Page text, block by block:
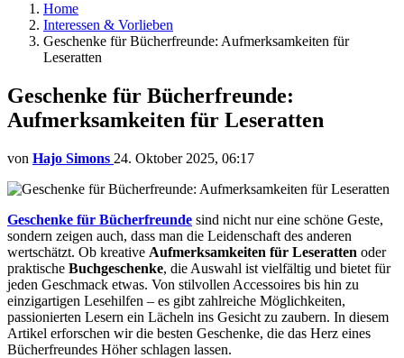
Home
Interessen & Vorlieben
Geschenke für Bücherfreunde: Aufmerksamkeiten für
Leseratten
Geschenke für Bücherfreunde:
Aufmerksamkeiten für Leseratten
von Hajo Simons 24. Oktober 2025, 06:17
Geschenke für Bücherfreunde sind nicht nur eine schöne Geste,
sondern zeigen auch, dass man die Leidenschaft des anderen
wertschätzt. Ob kreative Aufmerksamkeiten für Leseratten oder
praktische Buchgeschenke, die Auswahl ist vielfältig und bietet für
jeden Geschmack etwas. Von stilvollen Accessoires bis hin zu
einzigartigen Lesehilfen – es gibt zahlreiche Möglichkeiten,
passionierten Lesern ein Lächeln ins Gesicht zu zaubern. In diesem
Artikel erforschen wir die besten Geschenke, die das Herz eines
Bücherfreundes Höher schlagen lassen.